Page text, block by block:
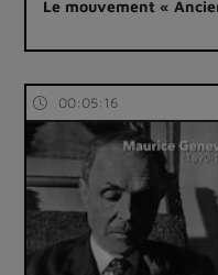
Le mouvement «
00:05:16